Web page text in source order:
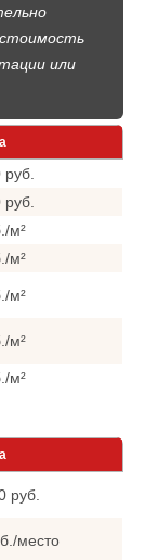
или
м²
м²
м²
м²
м²
руб.
место